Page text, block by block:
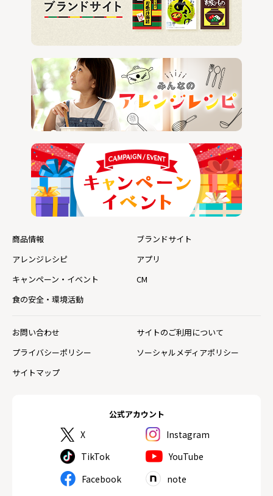
公式アカウント
X
Instagram
TikTok
YouTube
Facebook
note
商品情報
ブランドサイト
アレンジレシピ
アプリ
キャンペーン・イベント
CM
食の安全・環境活動
お問い合わせ
サイトのご利用について
プライバシーポリシー
ソーシャルメディアポリシー
サイトマップ